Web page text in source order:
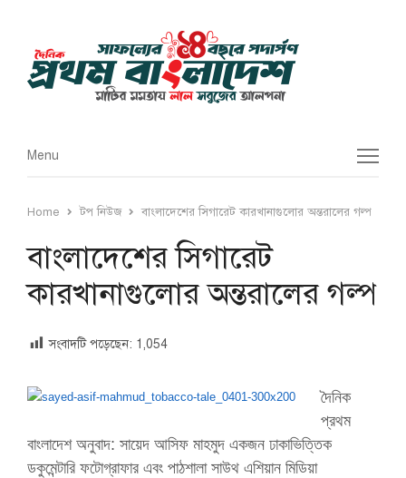
Menu
Menu
Home টপ নিউজ বাংলাদেশের সিগারেট কারখানাগুলোর অন্তরালের গল্প
বাংলাদেশের সিগারেট
কারখানাগুলোর অন্তরালের গল্প
সংবাদটি পড়েছেন: 1,054
দৈনিক
প্রথম
বাংলাদেশ অনুবাদ: সায়েদ আসিফ মাহমুদ একজন ঢাকাভিত্তিক
ডকুমেন্টারি ফটোগ্রাফার এবং পাঠশালা সাউথ এশিয়ান মিডিয়া